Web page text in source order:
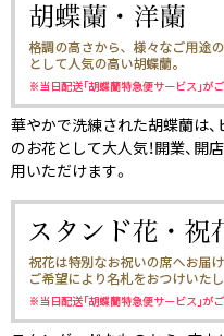
華やかで洗練された胡蝶蘭は
のお花として大人気！開業、開
用いただけます。